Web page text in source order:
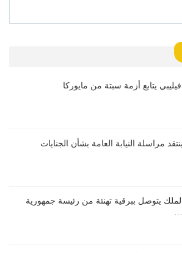
فيليبي يتابع أزمة سبتة من مايوركا
مراسلة النيابة العامة بشأن الجنايات
يتوصل ببرقية تهنئة من رئيسة جمهورية